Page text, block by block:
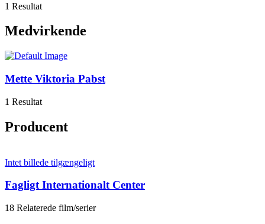
1 Resultat
Medvirkende
Mette Viktoria Pabst
1 Resultat
Producent
Intet billede tilgængeligt
Fagligt Internationalt Center
18 Relaterede film/serier